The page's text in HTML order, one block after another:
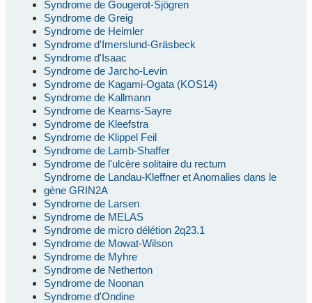
Syndrome de Gougerot-Sjögren
Syndrome de Greig
Syndrome de Heimler
Syndrome d'Imerslund-Gräsbeck
Syndrome d'Isaac
Syndrome de Jarcho-Levin
Syndrome de Kagami-Ogata (KOS14)
Syndrome de Kallmann
Syndrome de Kearns-Sayre
Syndrome de Kleefstra
Syndrome de Klippel Feil
Syndrome de Lamb-Shaffer
Syndrome de l'ulcère solitaire du rectum
Syndrome de Landau-Kleffner et Anomalies dans le
gène GRIN2A
Syndrome de Larsen
Syndrome de MELAS
Syndrome de micro délétion 2q23.1
Syndrome de Mowat-Wilson
Syndrome de Myhre
Syndrome de Netherton
Syndrome de Noonan
Syndrome d'Ondine